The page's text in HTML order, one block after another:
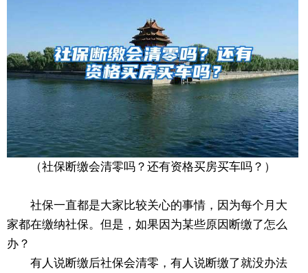
（社保断缴会清零吗？还有资格买房买车吗？）
社保一直都是大家比较关心的事情，因为每个月大
家都在缴纳社保。但是，如果因为某些原因断缴了怎么
办？
有人说断缴后社保会清零，有人说断缴了就没办法